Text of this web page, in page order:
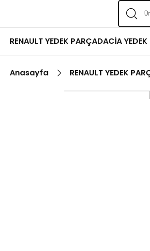
RENAULT YEDEK PARÇADACİA
Anasayfa RENAULT YEDEK